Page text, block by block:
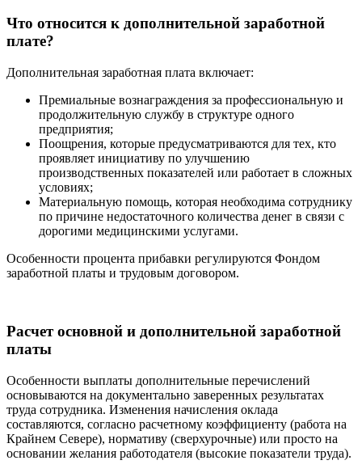
Что относится к дополнительной заработной
плате?
Дополнительная заработная плата включает:
Премиальные вознаграждения за профессиональную и
продолжительную службу в структуре одного
предприятия;
Поощрения, которые предусматриваются для тех, кто
проявляет инициативу по улучшению
производственных показателей или работает в сложных
условиях;
Материальную помощь, которая необходима сотруднику
по причине недостаточного количества денег в связи с
дорогими медицинскими услугами.
Особенности процента прибавки регулируются Фондом
заработной платы и трудовым договором.
Расчет основной и дополнительной заработной
платы
Особенности выплаты дополнительные перечислений
основываются на документально заверенных результатах
труда сотрудника. Изменения начисления оклада
составляются, согласно расчетному коэффициенту (работа на
Крайнем Севере), нормативу (сверхурочные) или просто на
основании желания работодателя (высокие показатели труда).